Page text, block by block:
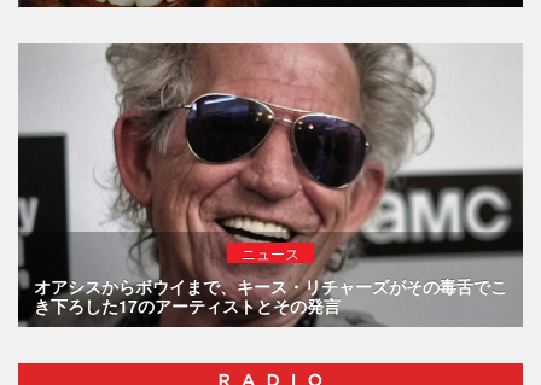
ニュース
オアシスからボウイまで、キース・リチャーズがその毒舌でこ
き下ろした17のアーティストとその発言